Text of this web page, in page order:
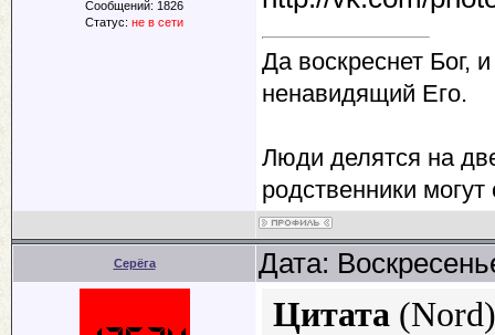
Сообщений: 1826
Статус: не в сети
Да воскреснет Бог,
ненавидящий Его.
Люди делятся на
родственники
Серёга Дата:
Цитата (Nord)